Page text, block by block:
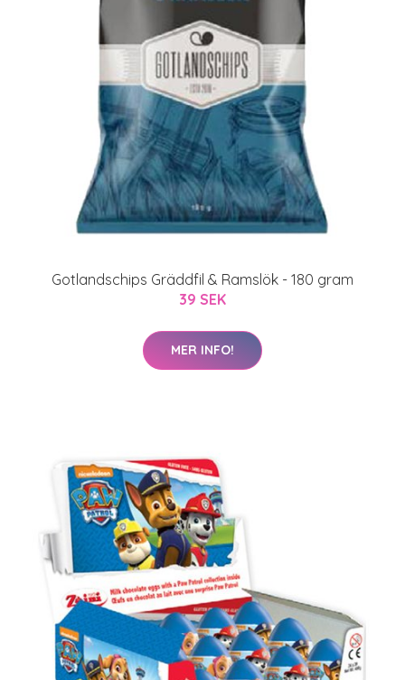
Gotlandschips Gräddfil & Ramslök - 180 gram
39 SEK
MER INFO!